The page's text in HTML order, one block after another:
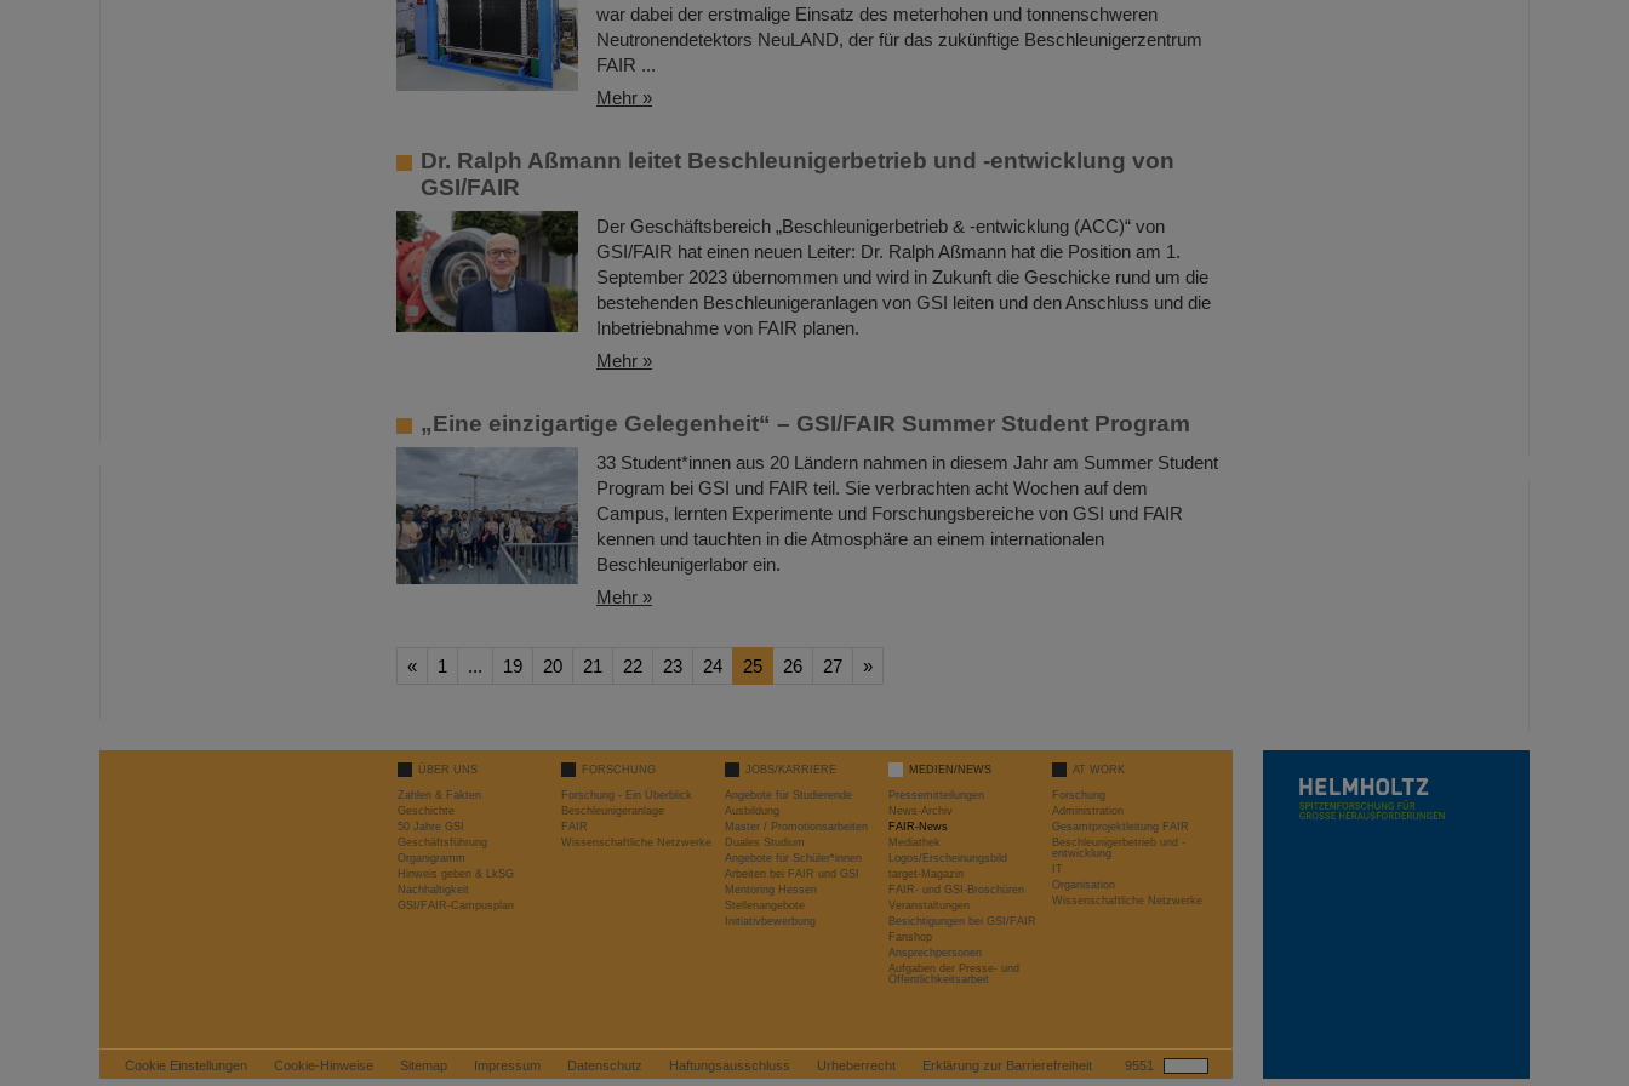
war dabei der erstmalige Einsatz des meterhohen und tonnenschweren
Neutronendetektors NeuLAND, der für das zukünftige Beschleunigerzentrum
FAIR ...
Mehr »
Dr. Ralph Aßmann leitet Beschleunigerbetrieb und -entwicklung von
GSI/FAIR
Der Geschäftsbereich „Beschleunigerbetrieb & -entwicklung (ACC)“ von
GSI/FAIR hat einen neuen Leiter: Dr. Ralph Aßmann hat die Position am 1.
September 2023 übernommen und wird in Zukunft die Geschicke rund um die
bestehenden Beschleunigeranlagen von GSI leiten und den Anschluss und die
Inbetriebnahme von FAIR planen.
Mehr »
„Eine einzigartige Gelegenheit“ – GSI/FAIR Summer Student Program
33 Student*innen aus 20 Ländern nahmen in diesem Jahr am Summer Student
Program bei GSI und FAIR teil. Sie verbrachten acht Wochen auf dem
Campus, lernten Experimente und Forschungsbereiche von GSI und FAIR
kennen und tauchten in die Atmosphäre an einem internationalen
Beschleunigerlabor ein.
Mehr »
« 1 ... 19 20 21 22 23 24 25 26 27 »
ÜBER UNS
Zahlen & Fakten
Geschichte
50 Jahre GSI
Geschäftsführung
Organigramm
Hinweis geben & LkSG
Nachhaltigkeit
GSI/FAIR-Campusplan
FORSCHUNG
Forschung - Ein Überblick
Beschleunigeranlage
FAIR
Wissenschaftliche Netzwerke
JOBS/KARRIERE
Angebote für Studierende
Ausbildung
Master / Promotionsarbeiten
Duales Studium
Angebote für Schüler*innen
Arbeiten bei FAIR und GSI
Mentoring Hessen
Stellenangebote
Initiativbewerbung
MEDIEN/NEWS
Pressemitteilungen
News-Archiv
FAIR-News
Mediathek
Logos/Erscheinungsbild
target-Magazin
FAIR- und GSI-Broschüren
Veranstaltungen
Besichtigungen bei GSI/FAIR
Fanshop
Ansprechpersonen
Aufgaben der Presse- und
Öffentlichkeitsarbeit
AT WORK
Forschung
Administration
Gesamtprojektleitung FAIR
Beschleunigerbetrieb und -
entwicklung
IT
Organisation
Wissenschaftliche Netzwerke
Cookie Einstellungen Cookie-Hinweise Sitemap Impressum Datenschutz Haftungsausschluss Urheberrecht Erklärung zur Barrierefreiheit 9551